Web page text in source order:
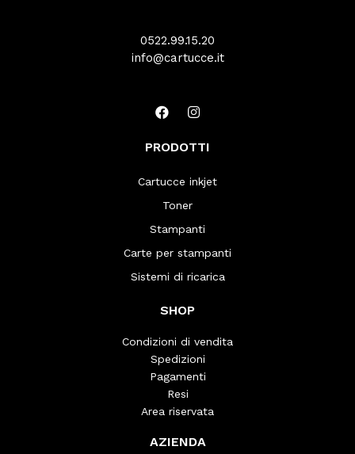
0522.99.15.20
info@cartucce.it
PRODOTTI
Cartucce inkjet
Toner
Stampanti
Carte per stampanti
Sistemi di ricarica
SHOP
Condizioni di vendita
Spedizioni
Pagamenti
Resi
Area riservata
AZIENDA